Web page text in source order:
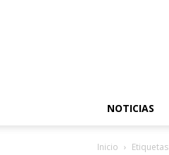
NOTICIAS
Inicio Etiquetas